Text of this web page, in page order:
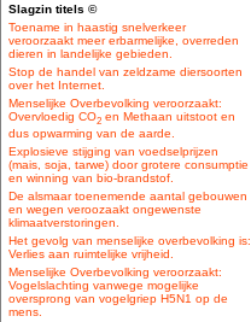
Slagzin titels ©
Toename in haastig snelverkeer
veroorzaakt meer erbarmelijke, overreden
dieren in landelijke gebieden.
Stop de handel van zeldzame diersoorten
over het Internet.
Menselijke Overbevolking veroorzaakt:
Overvloedig CO2 en Methaan uitstoot en
dus opwarming van de aarde.
Explosieve stijging van voedselprijzen
(mais, soja, tarwe) door grotere consumptie
en winning van bio-brandstof.
De alsmaar toenemende aantal gebouwen
en wegen veroozaakt ongewenste
klimaatverstoringen.
Het gevolg van menselijke overbevolking is:
Verlies aan ruimtelijke vrijheid.
Menselijke Overbevolking veroorzaakt:
Vogelslachting vanwege mogelijke
oversprong van vogelgriep H5N1 op de
mens.